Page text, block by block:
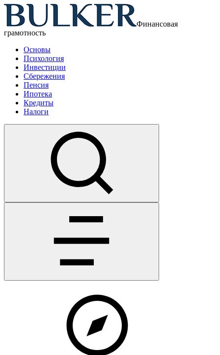
Финансовая
грамотность
Основы
Психология
Инвестиции
Сбережения
Пенсия
Ипотека
Кредиты
Налоги